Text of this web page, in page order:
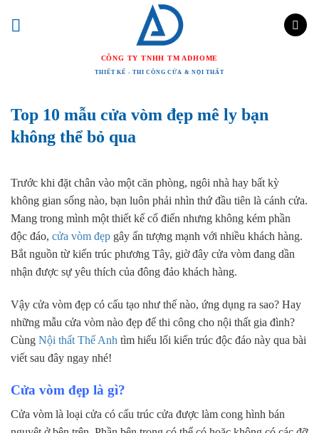
CÔNG TY TNHH TM ADHOME
THIẾT KẾ - THI CÔNG CỬA & NỘI THẤT
Top 10 mẫu cửa vòm đẹp mê ly bạn
không thể bỏ qua
Trước khi đặt chân vào một căn phòng, ngôi nhà hay bất kỳ
không gian sống nào, bạn luôn phải nhìn thứ đầu tiên là cánh cửa.
Mang trong mình một thiết kế cổ điển nhưng không kém phần
độc đáo, cửa vòm đẹp gây ấn tượng mạnh với nhiều khách hàng.
Bắt nguồn từ kiến trúc phương Tây, giờ đây cửa vòm đang dần
nhận được sự yêu thích của đông đảo khách hàng.
Vậy cửa vòm đẹp có cấu tạo như thế nào, ứng dụng ra sao? Hay
những mẫu cửa vòm nào đẹp để thi công cho nội thất gia đình?
Cùng Nội thất Thế Anh tìm hiểu lối kiến trúc độc đáo này qua bài
viết sau đây ngay nhé!
Cửa vòm đẹp là gì?
Cửa vòm là loại cửa có cấu trúc cửa được làm cong hình bán